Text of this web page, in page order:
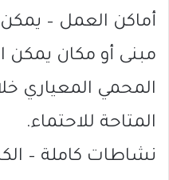
أماكن العمل –
مبنى أو مكان يمكن
المحمي المعياري
المتاحة للاحتماء.
نشاطات كاملة –